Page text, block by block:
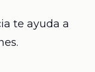
te ayuda a